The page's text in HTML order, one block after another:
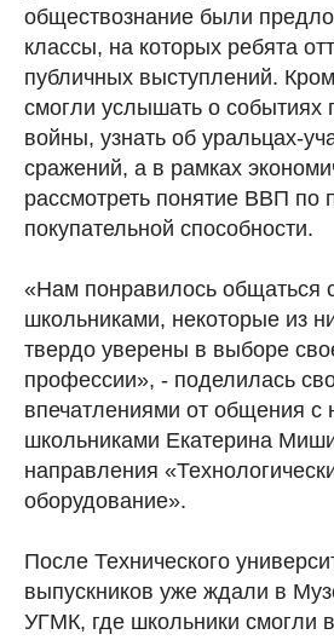
обществознание были
классы, на которых ребята
публичных выступлений.
смогли услышать о событиях
войны, узнать об уральцах-
сражений, а в рамках
рассмотреть понятие ВВП по
покупательной способности.
«Нам понравилось общаться
школьниками, некоторые из
твердо уверены в выборе
профессии», - поделилась
впечатлениями от общения с
школьниками Екатерина
направления
оборудование».
После Технического
выпускников уже ждали в
УГМК, где школьники смогли